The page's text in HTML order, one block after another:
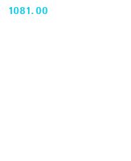
Cena:
1081.00